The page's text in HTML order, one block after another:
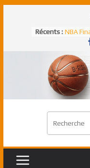
Récents :
meilleur
NBA
un
face aux
NBA
Freek
match à
Pau